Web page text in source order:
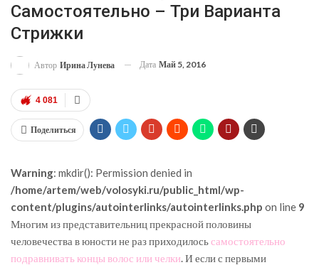
Самостоятельно – Три Варианта
Стрижки
Автор Ирина Лунева Дата Май 5, 2016
4 081
Поделиться
Warning: mkdir(): Permission denied in
/home/artem/web/volosyki.ru/public_html/wp-
content/plugins/autointerlinks/autointerlinks.php on line 9
Многим из представительниц прекрасной половины
человечества в юности не раз приходилосьсамостоятельно
подравнивать концы волос или челки. И если с первыми